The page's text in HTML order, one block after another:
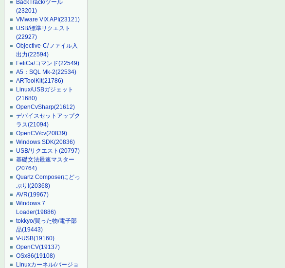
BackTrack/ツール
(23201)
VMware VIX API(23121)
USB/標準リクエスト
(22927)
Objective-C/ファイル入
出力(22594)
FeliCa/コマンド(22549)
A5：SQL Mk-2(22534)
ARToolKit(21786)
Linux/USBガジェット
(21680)
OpenCvSharp(21612)
デバイスセットアップク
ラス(21094)
OpenCV/cv(20839)
Windows SDK(20836)
USB/リクエスト(20797)
基礎文法最速マスター
(20764)
Quartz Composerにどっ
ぷり!(20368)
AVR(19967)
Windows 7
Loader(19886)
tokkyo/買った物/電子部
品(19443)
V-USB(19160)
OpenCV(19137)
OSx86(19108)
Linuxカーネル/バージョ